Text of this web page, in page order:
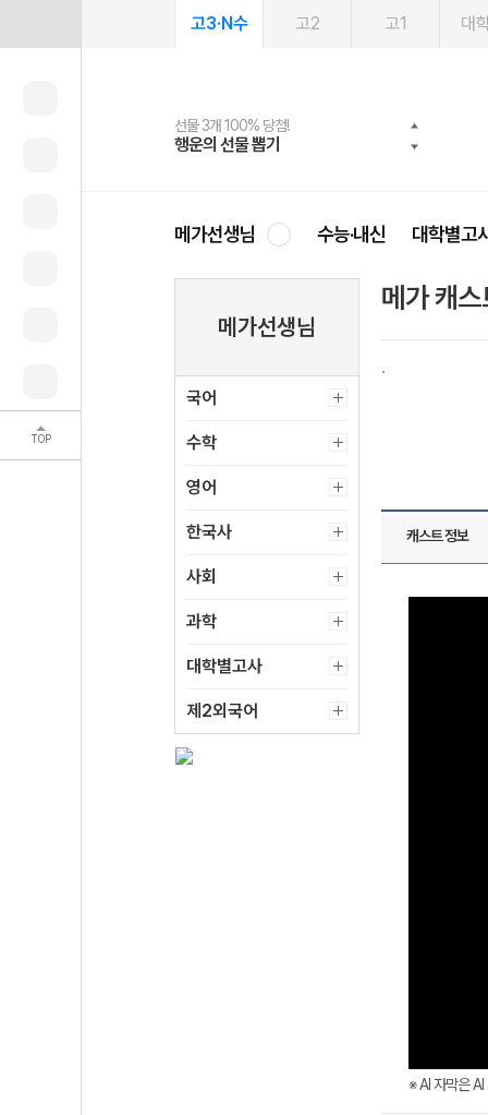
TOP
고3·N수 고2 고1 대
선물 3개 100% 당첨!
행운의 선물 뽑기
선물 100% 증정!
메가스터디 X 올리브
여름방학 스터디 캐시백
메가런 썸머스쿨
2027 러셀 단과
강사 공개선발
스마트러닝앱
설문 EVENT
메가패스
3일 무료 체험권
메가패스 수강생 무료혜택!
메가클럽 멤버십
사회공헌 캠페인
희망이룸 메가나눔
메가선생님 수능·내신 대학별고
메가선생님
국어
수학
영어
한국사
사회
과학
대학별고사
제2외국어
메가 캐스
캐스트 정보
※ AI 자막은 AI